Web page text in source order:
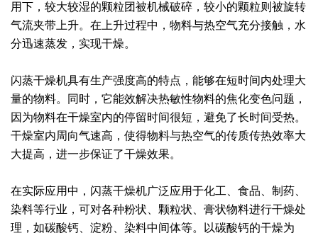
带式干燥焙烧系列
圆盘干燥机系列
桨叶式干燥系列
载体干燥系列
滚筒干燥系列
沸腾干燥系列
化工行业
技术专栏
全球契约组织成员
节能环保
公益支持
社会责任报告
社会责任
绿色发展
绿色供应链
联系我们
联系我们
用下，较大较湿的颗粒团被机械破碎，较小的颗粒则被旋转
气流夹带上升。在上升过程中，物料与热空气充分接触，水
分迅速蒸发，实现干燥。
闪蒸干燥机具有生产强度高的特点，能够在短时间内处理大
量的物料。同时，它能效解决热敏性物料的焦化变色问题，
因为物料在干燥室内的停留时间很短，避免了长时间受热。
干燥室内周向气速高，使得物料与热空气的传质传热效率大
大提高，进一步保证了干燥效果。
在实际应用中，闪蒸干燥机广泛应用于化工、食品、制药、
染料等行业，可对各种粉状、颗粒状、膏状物料进行干燥处
理，如碳酸钙、淀粉、染料中间体等。以碳酸钙的干燥为